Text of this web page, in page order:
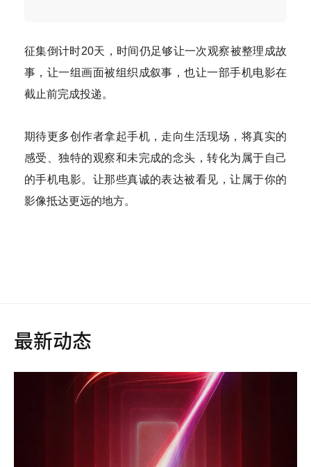
征集倒计时20天，时间仍足够让一次观察被整理成故
事，让一组画面被组织成叙事，也让一部手机电影在
截止前完成投递。
期待更多创作者拿起手机，走向生活现场，将真实的
感受、独特的观察和未完成的念头，转化为属于自己
的手机电影。让那些真诚的表达被看见，让属于你的
影像抵达更远的地方。
最新动态